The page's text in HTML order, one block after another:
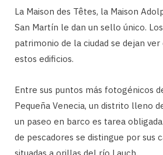
La Maison des Têtes, la Maison
San Martín le dan un sello único.
patrimonio de la ciudad se dejan ver
estos edificios.
Entre sus puntos más fotogénicos
Pequeña Venecia, un distrito lleno
un paseo en barco es tarea
de pescadores se distingue por sus